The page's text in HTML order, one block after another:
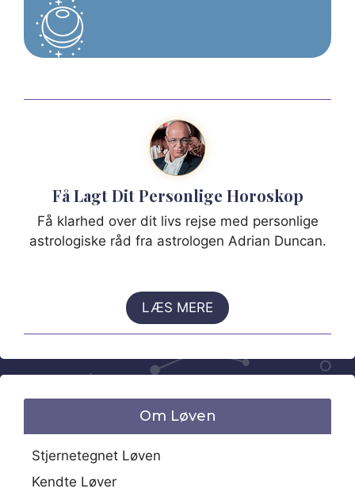
Få Lagt Dit Personlige Horoskop
Få klarhed over dit livs rejse med personlige
astrologiske råd fra astrologen Adrian Duncan.
LÆS MERE
Om Løven
Stjernetegnet Løven
Kendte Løver